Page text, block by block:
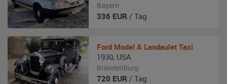
Bayern
336 EUR / Tag
Ford Model A Landaulet Taxi
1930, USA
Brandenburg
720 EUR / Tag